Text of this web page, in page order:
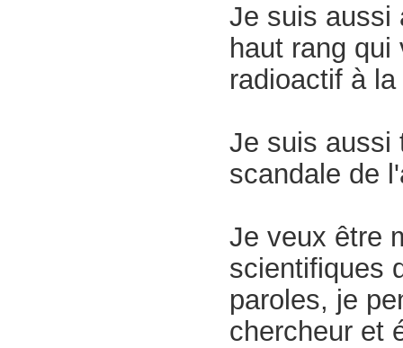
Je suis aussi
haut rang
radioactif à
Je suis aussi
scandale de
Je veux être
scientifiques
paroles, je
chercheur et